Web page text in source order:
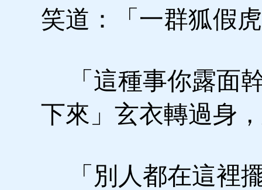
笑道：「一群狐假
「這種事你露面
下來」玄衣轉過身
「別人都在這裡